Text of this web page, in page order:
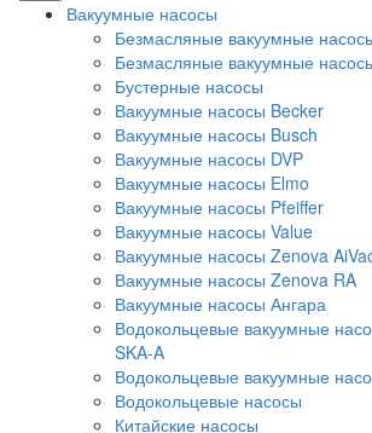
Вакуумные насосы
Безмасляные вакуумные
Безмасляные вакуумные
Бустерные насосы
Вакуумные насосы Becker
Вакуумные насосы Busch
Вакуумные насосы DVP
Вакуумные насосы Elmo
Вакуумные насосы Pfeiffer
Вакуумные насосы Value
Вакуумные насосы Zenova
Вакуумные насосы Zenova RA
Вакуумные насосы Ангара
Водокольцевые вакуумные
SKA-A
Водокольцевые вакуумные
Водокольцевые насосы
Китайские насосы